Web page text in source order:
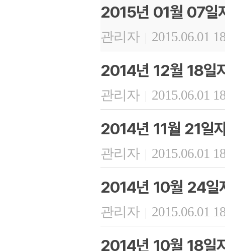
2015년 01월 07일
관리자 | 2015.06.01
2014년 12월 18일
관리자 | 2015.06.01
2014년 11월 21일
관리자 | 2015.06.01
2014년 10월 24일
관리자 | 2015.06.01
2014년 10월 18일